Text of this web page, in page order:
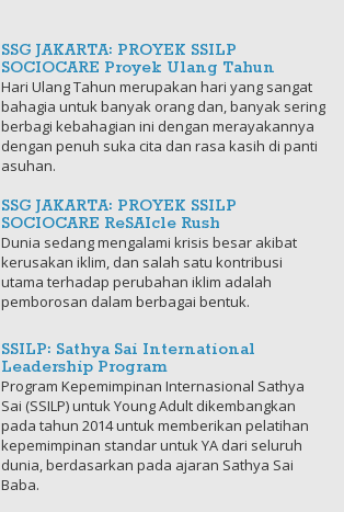
SSG JAKARTA: PROYEK SSILP
SOCIOCARE Proyek Ulang Tahun
Hari Ulang Tahun merupakan hari yang sangat
bahagia untuk banyak orang dan, banyak sering
berbagi kebahagian ini dengan merayakannya
dengan penuh suka cita dan rasa kasih di panti
asuhan.
SSG JAKARTA: PROYEK SSILP
SOCIOCARE ReSAIcle Rush
Dunia sedang mengalami krisis besar akibat
kerusakan iklim, dan salah satu kontribusi
utama terhadap perubahan iklim adalah
pemborosan dalam berbagai bentuk.
SSILP: Sathya Sai International
Leadership Program
Program Kepemimpinan Internasional Sathya
Sai (SSILP) untuk Young Adult dikembangkan
pada tahun 2014 untuk memberikan pelatihan
kepemimpinan standar untuk YA dari seluruh
dunia, berdasarkan pada ajaran Sathya Sai
Baba.